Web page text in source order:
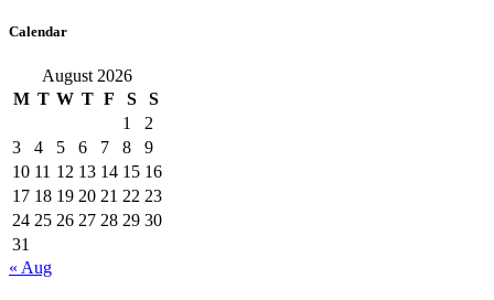
Calendar
August 2026
M T W T F S
S
1
2
3
4 5 6 7 8
9
10 11 12 13 14 15 16
17 18 19 20 21 22 23
24 25 26 27 28 29 30
31
« Aug